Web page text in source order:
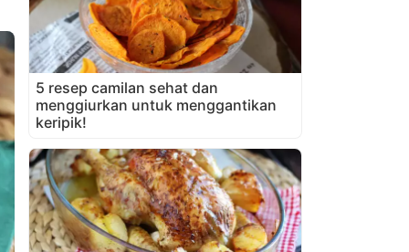
5 resep camilan sehat dan
menggiurkan untuk menggantikan
keripik!